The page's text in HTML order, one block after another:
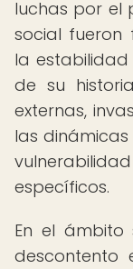
luchas por el
social fueron
la
de su
externas,
las
específicos.
En el ámbito
descontento